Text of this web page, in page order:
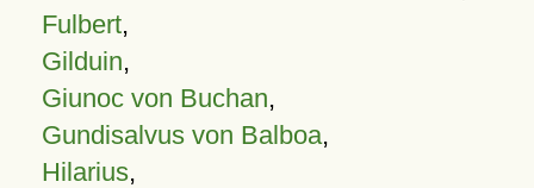
Fulbert,
Gilduin,
Giunoc von Buchan,
Gundisalvus von Balboa,
Hilarius,